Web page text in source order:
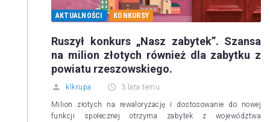
AKTUALNOŚCI KONKURSY
Ruszył konkurs „Nasz zabytek”. Szansa
na milion złotych również dla zabytku z
powiatu rzeszowskiego.
klkrupa 3 lata temu
Milion złotych na rewaloryzację i dostosowanie do nowej
funkcji społecznej otrzyma zabytek z województwa